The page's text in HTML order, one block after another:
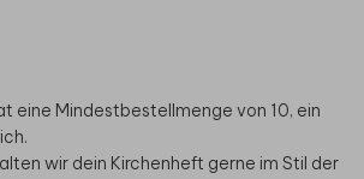
eine Mindestbestellmenge von 10, ein
wir dein Kirchenheft gerne im Stil der